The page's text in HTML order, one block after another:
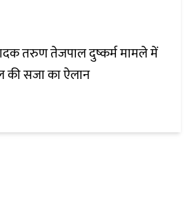
तरुण तेजपाल दुष्कर्म मामले में
की सजा का ऐलान